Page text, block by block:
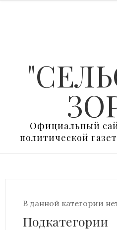
Официальный
политической
В данной категории
Подкатегории